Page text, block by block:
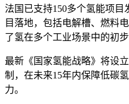
法国已支持150多个氢能项目
目落地，包括电解槽、燃料
了氢在多个工业场景中的初步
最新《国家氢能战略》将设
制，在未来15年内保障低碳
力。